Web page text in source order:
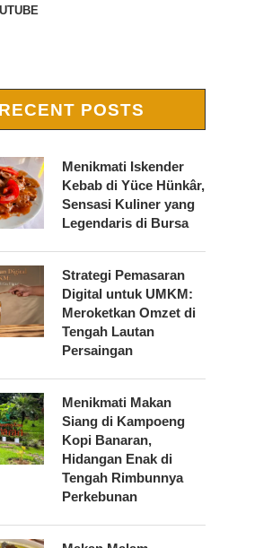
RECENT POSTS
Menikmati Iskender
Kebab di Yüce Hünkâr,
Sensasi Kuliner yang
Legendaris di Bursa
Strategi Pemasaran
Digital untuk UMKM:
Meroketkan Omzet di
Tengah Lautan
Persaingan
Menikmati Makan
Siang di Kampoeng
Kopi Banaran,
Hidangan Enak di
Tengah Rimbunnya
Perkebunan